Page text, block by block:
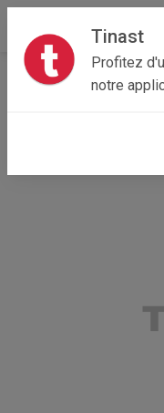
Tinast
Profitez
notre
Accueil Recherche